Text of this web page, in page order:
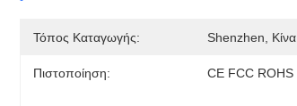
Τόπος Καταγωγής: Shenzhen, Κίνα
Πιστοποίηση: CE FCC ROHS